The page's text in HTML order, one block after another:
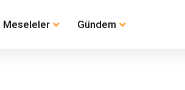
Meseleler Gündem